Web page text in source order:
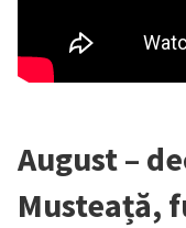
August –
Musteață,